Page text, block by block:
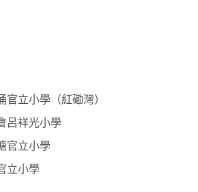
官立小學（紅磡灣）
呂祥光小學
官立小學
立小學